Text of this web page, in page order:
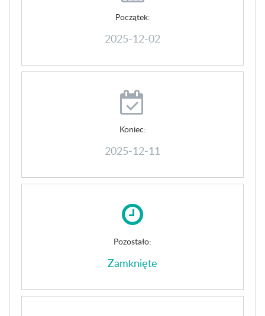
Początek:
2025-12-02
Koniec:
2025-12-11
Pozostało:
Zamknięte